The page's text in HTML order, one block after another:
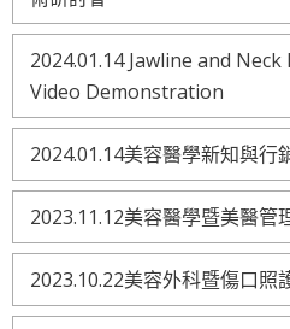
2024.01.14 Jawline and
Video Demonstration
2024.01.14美容醫學新知與行
2023.11.12美容醫學暨美醫管
2023.10.22美容外科暨傷口照